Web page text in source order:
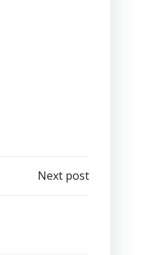
Next post